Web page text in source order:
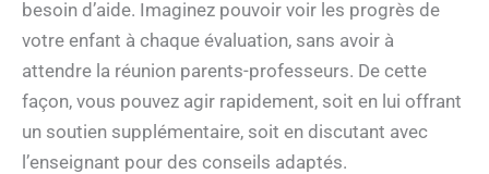
besoin d’aide. Imaginez pouvoir voir les progrès de
votre enfant à chaque évaluation, sans avoir à
attendre la réunion parents-professeurs. De cette
façon, vous pouvez agir rapidement, soit en lui offrant
un soutien supplémentaire, soit en discutant avec
l’enseignant pour des conseils adaptés.